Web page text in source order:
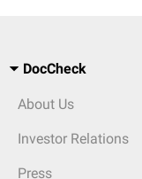
DocCheck
About Us
Investor Relations
Press